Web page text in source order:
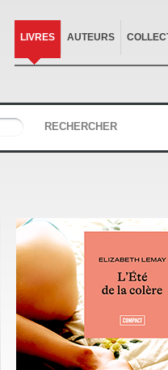
LIVRES AUTEURS
RECHERCHER